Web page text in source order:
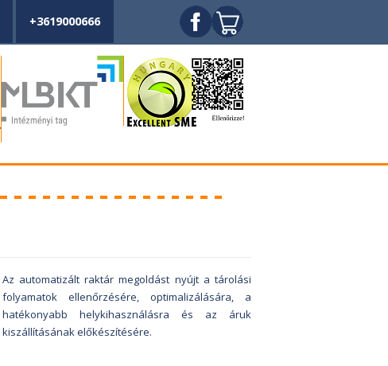
+3619000666
Az automatizált raktár megoldást nyújt a tárolási
folyamatok ellenőrzésére, optimalizálására, a
hatékonyabb helykihasználásra és az áruk
kiszállításának előkészítésére.